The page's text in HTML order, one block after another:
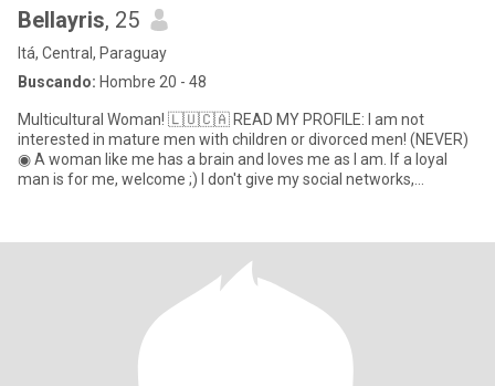
Bellayris, 25
Itá, Central, Paraguay
Buscando: Hombre 20 - 48
Multicultural Woman! 🇱🇺🇨🇦 READ MY PROFILE: I am not
interested in mature men with children or divorced men! (NEVER)
◉ A woman like me has a brain and loves me as I am. If a loyal
man is for me, welcome ;) I don't give my social networks,